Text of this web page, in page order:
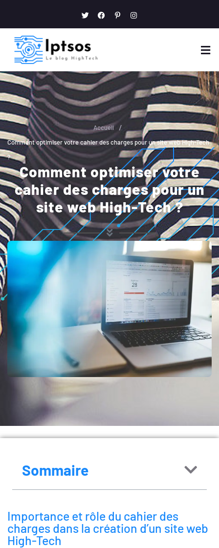
Accueil /
Comment optimiser votre cahier des charges pour un site web High-Tech
?
Comment optimiser votre
cahier des charges pour un
site web High-Tech ?
Sommaire
Importance et rôle du cahier des
charges dans la création d’un site web
High-Tech